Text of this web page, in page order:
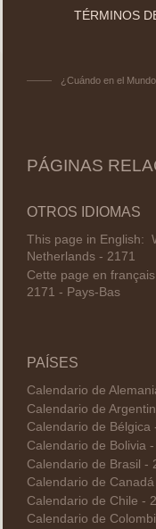
TÉRMINOS
¿Cuándo en el
PÁGINAS
OTROS IDIOMAS
This page in English:
Netherlands - 2171
Cette page en
2171 - Pays-Bas
PAÍSES
Calendario de
Calendario de
Calendario de Bélgica
Calendario de Bolivia
Calendario de Brasil -
Calendario de
Calendario de Chile -
Calendario de